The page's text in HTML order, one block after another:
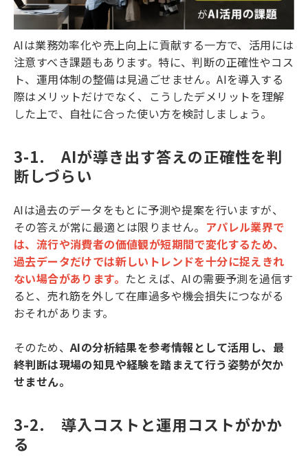
AIは業務効率化や売上向上に貢献する一方で、活用には
注意すべき課題もあります。特に、判断の正確性やコス
ト、運用体制の整備は見過ごせません。AIを導入する
際はメリットだけでなく、こうしたデメリットを理解
した上で、自社に合った使い方を検討しましょう。
3-1.　AIが導き出す答えの正確性を判
断しづらい
AIは過去のデータをもとに予測や提案を行いますが、
その答えが常に最適とは限りません。 アパレル業界で
は、流行や消費者の価値観が短期間で変化するため、
過去データだけでは新しいトレンドを十分に捉えきれ
ない場合があります。 たとえば、AIの需要予測を過信す
ると、売れ筋を外して在庫過多や機会損失につながる
おそれがあります。
そのため、AIの分析結果を参考情報として活用し、最
終判断は現場の知見や経験を踏まえて行う姿勢が欠か
せません。
3-2.　導入コストと運用コストがかか
る